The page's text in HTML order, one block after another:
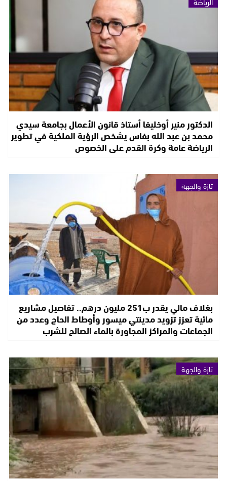
الدكتور منير أوخليفا أستاذ قانون الأعمال بجامعة سيدي
محمد بن عبد الله بفاس يشخص الرؤية الملكية في تطوير
الرياضة عامة وكرة القدم على الخصوص
تازة والجهة
بغلاف مالي يقدر ب251 مليون درهم.. تفاصيل مشاريع
مائية تعزز تزويد مدينتي ميسور وأوطاط الحاج وعدد من
الجماعات والمراكز المجاورة بالماء الصالح للشرب
تازة والجهة